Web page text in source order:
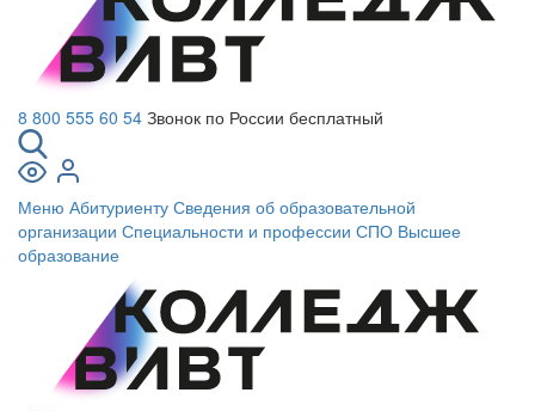
8 800 555 60 54 Звонок по России бесплатный
Меню Абитуриенту Сведения об образовательной
организации Специальности и профессии СПО Высшее
образование